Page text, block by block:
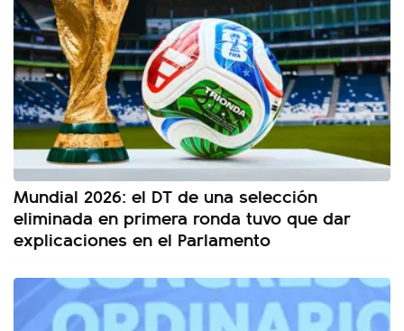
Mundial 2026: el DT de una selección
eliminada en primera ronda tuvo que dar
explicaciones en el Parlamento